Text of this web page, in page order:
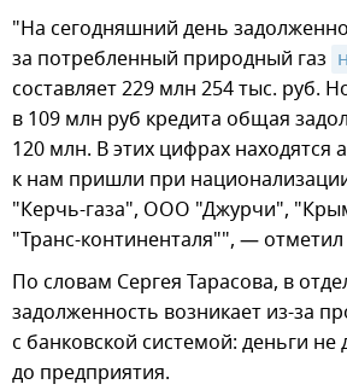
"На сегодняшний день
за потребленный природный газ
составляет 229 млн 254 тыс. руб.
в 109 млн руб кредита общая
120 млн. В этих цифрах находятся
к нам пришли при
"Керчь-газа", ООО "Джурчи",
"Транс-континенталя"", —
По словам Сергея Тарасова, в
задолженность возникает из-за
с банковской системой: деньги не
до предприятия.